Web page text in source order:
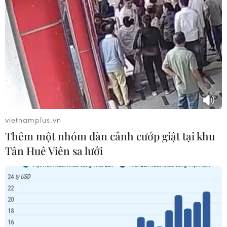
phục vụ người dân trong mùa Hè
nắng nóng
06/08/2026 03:02
Bất chấp nắng nóng kỷ lục, du khách
châu Á vẫn đổ sang châu Âu
05/08/2026 23:27
Đâm dao ở trung tâm London, một
nữ nghi phạm bị bắt giữ
05/08/2026 15:07
Công an Lào Cai kịp thời cứu nạn, hỗ
vietnamplus.vn
Thêm một nhóm dàn cảnh cướp giật tại khu
Tân Huê Viên sa lưới